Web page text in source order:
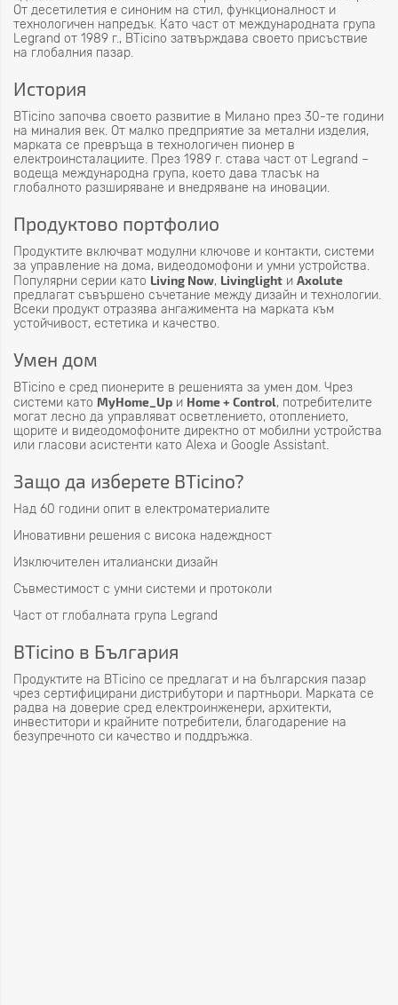
От десетилетия е синоним на стил, функционалност и
технологичен напредък. Като част от международната група
Legrand от 1989 г., BTicino затвърждава своето присъствие
на глобалния пазар.
История
BTicino започва своето развитие в Милано през 30-те години
на миналия век. От малко предприятие за метални изделия,
марката се превръща в технологичен пионер в
електроинсталациите. През 1989 г. става част от Legrand –
водеща международна група, което дава тласък на
глобалното разширяване и внедряване на иновации.
Продуктово портфолио
Продуктите включват модулни ключове и контакти, системи
за управление на дома, видеодомофони и умни устройства.
Популярни серии като Living Now, Livinglight и Axolute
предлагат съвършено съчетание между дизайн и технологии.
Всеки продукт отразява ангажимента на марката към
устойчивост, естетика и качество.
Умен дом
BTicino е сред пионерите в решенията за умен дом. Чрез
системи като MyHome_Up и Home + Control, потребителите
могат лесно да управляват осветлението, отоплението,
щорите и видеодомофоните директно от мобилни устройства
или гласови асистенти като Alexa и Google Assistant.
Защо да изберете BTicino?
Над 60 години опит в електроматериалите
Иновативни решения с висока надеждност
Изключителен италиански дизайн
Съвместимост с умни системи и протоколи
Част от глобалната група Legrand
BTicino в България
Продуктите на BTicino се предлагат и на българския пазар
чрез сертифицирани дистрибутори и партньори. Марката се
радва на доверие сред електроинженери, архитекти,
инвеститори и крайните потребители, благодарение на
безупречното си качество и поддръжка.